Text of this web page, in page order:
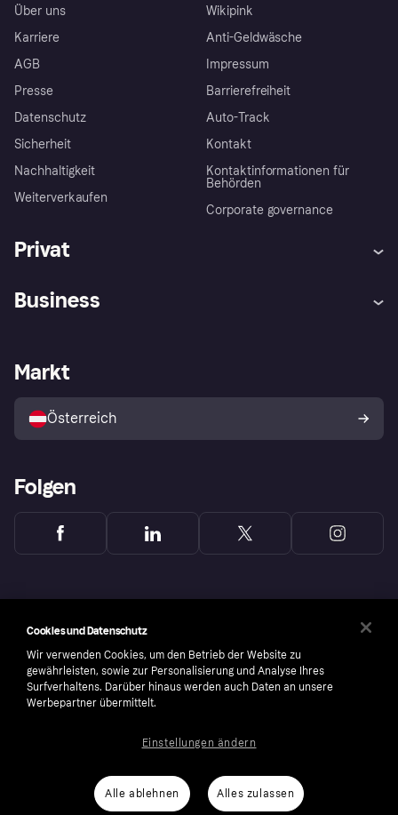
Über uns
Karriere
AGB
Presse
Datenschutz
Sicherheit
Nachhaltigkeit
Weiterverkaufen
Wikipink
Anti-Geldwäsche
Impressum
Barrierefreiheit
Auto-Track
Kontakt
Kontaktinformationen für
Behörden
Corporate governance
Privat
Shops entdecken
Business
Händlerportal
Markt
Österreich
Folgen
number: 556737-0431
Cookies Klarna.com
Cookies und Datenschutz
Wir verwenden Cookies, um den Betrieb der Website zu
gewährleisten, sowie zur Personalisierung und Analyse Ihres
Surfverhaltens. Darüber hinaus werden auch Daten an unsere
Werbepartner übermittelt.
Alle ablehnen Alles zulassen
Einstellungen ändern